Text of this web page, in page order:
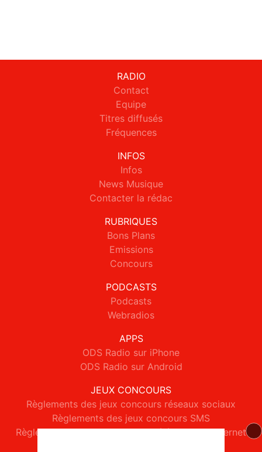
RADIO
Contact
Equipe
Titres diffusés
Fréquences
INFOS
Infos
News Musique
Contacter la rédac
RUBRIQUES
Bons Plans
Emissions
Concours
PODCASTS
Podcasts
Webradios
APPS
ODS Radio sur iPhone
ODS Radio sur Android
JEUX CONCOURS
Règlements des jeux concours réseaux sociaux
Règlements des jeux concours SMS
Règlements des jeux concours téléphone et internet